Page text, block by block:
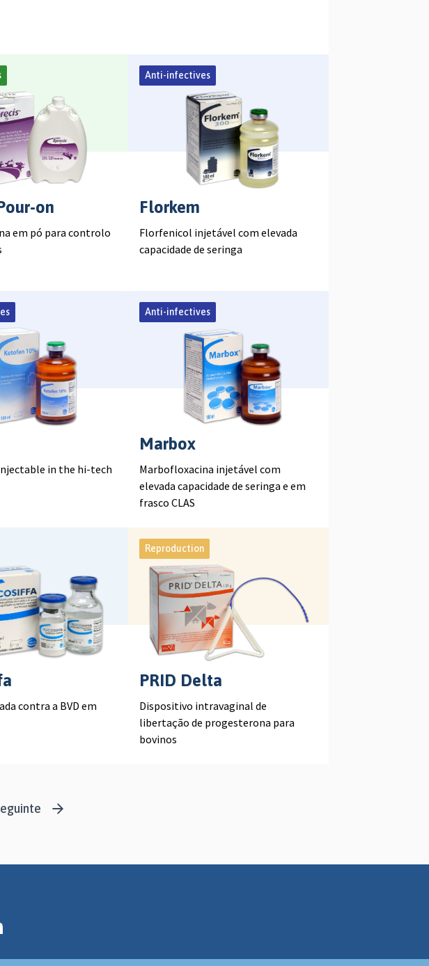
on
em pó para controlo
Anti-infectives
Florkem
Florfenicol injetável com elevada
capacidade de seringa
in the hi-tech
Anti-infectives
Marbox
Marbofloxacina injetável com
elevada capacidade de seringa e em
frasco CLAS
contra a BVD em
Reproduction
PRID Delta
Dispositivo intravaginal de
libertação de progesterona para
bovinos